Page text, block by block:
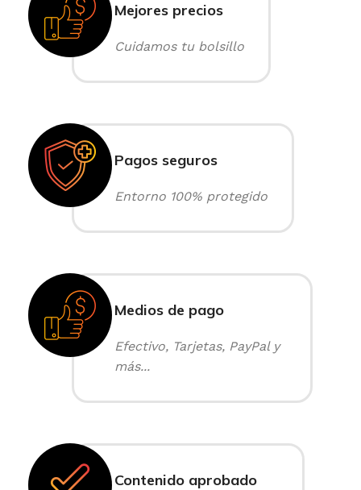
Mejores precios
Cuidamos tu bolsillo
Pagos seguros
Entorno 100% protegido
Medios de pago
Efectivo, Tarjetas, PayPal y
más...
Contenido aprobado